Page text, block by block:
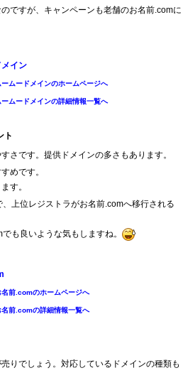
ですが、キャンペーンも老舗のお名前.comに
イン
ームードメインのホームページへ
ームードメインの詳細情報一覧へ
ト
さです。提供ドメインの多さもあります。
めです。
す。
上位レジストラがお名前.comへ移行される
も良いような気もしますね。
名前.comのホームページへ
名前.comの詳細情報一覧へ
りでしょう。対応しているドメインの種類も